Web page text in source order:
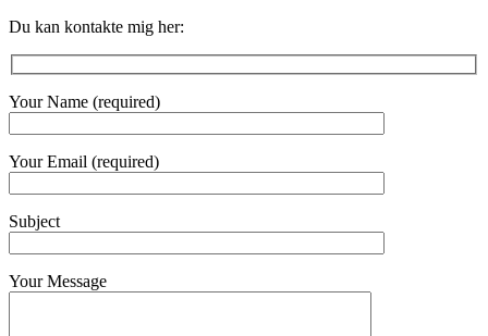
Du kan kontakte mig her:
Your Name (required)
Your Email (required)
Subject
Your Message